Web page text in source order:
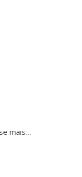
mais…